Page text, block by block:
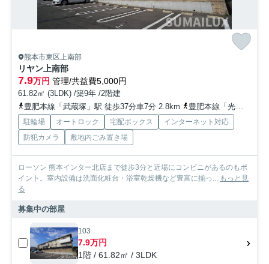
熊本市東区上南部
リヤン上南部
7.9万円 管理/共益費5,000円
61.82㎡ (3LDK) /築9年 /2階建
豊肥本線「武蔵塚」駅 徒歩37分車7分 2.8km
豊肥本線「光の森」駅 徒歩36分車8分 2.9km
駐輪場 オートロック 宅配ボックス
インターネット対応
防犯カメラ
敷地内ごみ置き場
ローソン 熊本インター北店まで徒歩3分と近場にコンビニがあるのもポ
イント。室内設備は洗面化粧台・浴室乾燥機など豊富に揃っ... もっと見
る
募集中の部屋
103
7.9万円
1階 / 61.82㎡ / 3LDK